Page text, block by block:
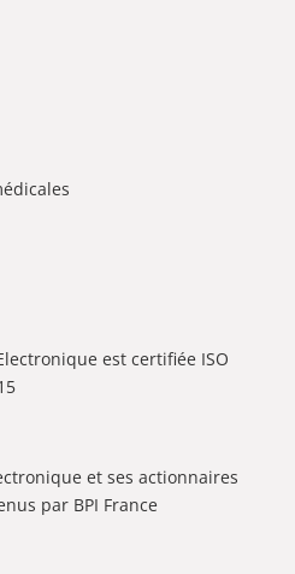
est certifiée ISO
et ses actionnaires
par BPI France